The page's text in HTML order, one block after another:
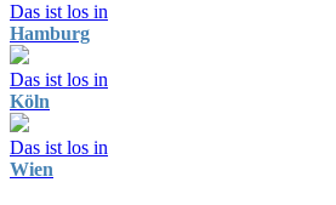
Das ist los in
Hamburg
Das ist los in
Köln
Das ist los in
Wien